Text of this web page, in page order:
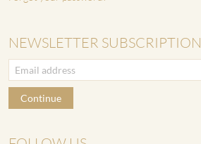
NEWSLETTER SUBSCRIPTION
Continue